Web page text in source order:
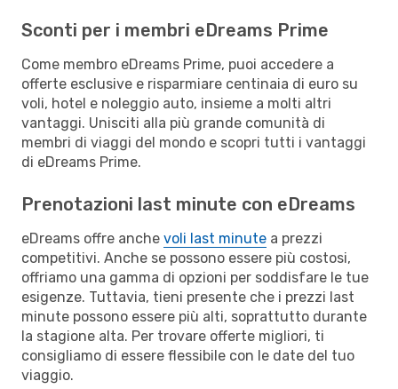
Sconti per i membri eDreams Prime
Come membro eDreams Prime, puoi accedere a
offerte esclusive e risparmiare centinaia di euro su
voli, hotel e noleggio auto, insieme a molti altri
vantaggi. Unisciti alla più grande comunità di
membri di viaggi del mondo e scopri tutti i vantaggi
di eDreams Prime.
Prenotazioni last minute con eDreams
eDreams offre anche voli last minute a prezzi
competitivi. Anche se possono essere più costosi,
offriamo una gamma di opzioni per soddisfare le tue
esigenze. Tuttavia, tieni presente che i prezzi last
minute possono essere più alti, soprattutto durante
la stagione alta. Per trovare offerte migliori, ti
consigliamo di essere flessibile con le date del tuo
viaggio.